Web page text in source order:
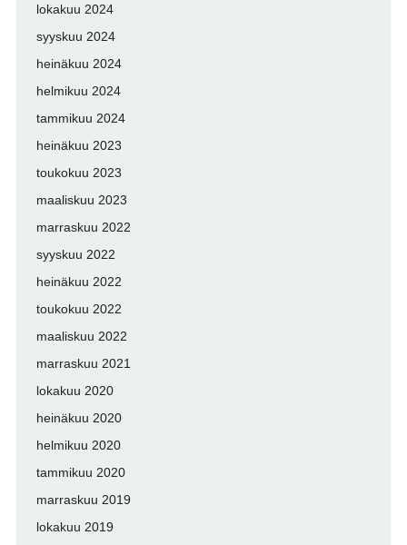
lokakuu 2024
syyskuu 2024
heinäkuu 2024
helmikuu 2024
tammikuu 2024
heinäkuu 2023
toukokuu 2023
maaliskuu 2023
marraskuu 2022
syyskuu 2022
heinäkuu 2022
toukokuu 2022
maaliskuu 2022
marraskuu 2021
lokakuu 2020
heinäkuu 2020
helmikuu 2020
tammikuu 2020
marraskuu 2019
lokakuu 2019